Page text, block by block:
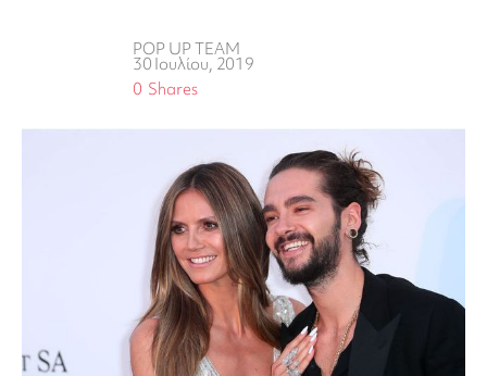
POP UP TEAM
30 Ιουλίου, 2019
Shares
0